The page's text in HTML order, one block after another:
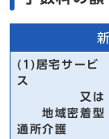
(1)居宅サービ
ス
又は
地域密着型
通所介護